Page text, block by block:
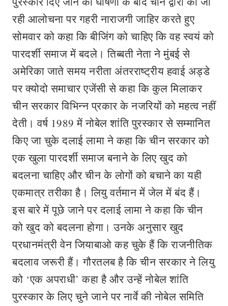
रही आलोचना पर गहरी नाराजगी जाहिर करते हुए
सोमवार को कहा कि बीजिंग को चाहिए कि वह स्वयं को
पारदर्शी समाज में बदले। तिब्बती नेता ने मुंबई से
अमेरिका जाते समय नरीता अंतरराष्ट्रीय हवाई अड्डे
पर क्योदो समाचार एजेंसी से कहा कि कुल मिलाकर
चीन सरकार विभिन्न प्रकार के नजरियों को महत्व नहीं
देती। वर्ष 1989 में नोबेल शांति पुरस्कार से सम्मानित
किए जा चुके दलाई लामा ने कहा कि चीन सरकार को
एक खुला पारदर्शी समाज बनाने के लिए खुद को
बदलना चाहिए और चीन के लोगों को बचाने का यही
एकमात्र तरीका है। लियु वर्तमान में जेल में बंद हैं।
इस बारे में पूछे जाने पर दलाई लामा ने कहा कि चीन
को खुद को बदलना होगा। उनके अनुसार खुद
प्रधानमंत्री वेन जियाबाओ कह चुके हैं कि राजनीतिक
बदलाव जरूरी हैं। गौरतलब है कि चीन सरकार ने लियु
को ‘एक अपराधी’ कहा है और उन्हें नोबेल शांति
पुरस्कार के लिए चुने जाने पर नार्वे की नोबेल समिति